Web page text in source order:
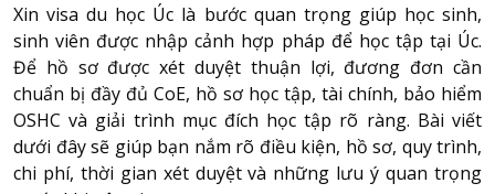
Xin visa du học Úc là bước quan trọng giúp học sinh,
sinh viên được nhập cảnh hợp pháp để học tập tại Úc.
Để hồ sơ được xét duyệt thuận lợi, đương đơn cần
chuẩn bị đầy đủ CoE, hồ sơ học tập, tài chính, bảo hiểm
OSHC và giải trình mục đích học tập rõ ràng. Bài viết
dưới đây sẽ giúp bạn nắm rõ điều kiện, hồ sơ, quy trình,
chi phí, thời gian xét duyệt và những lưu ý quan trọng